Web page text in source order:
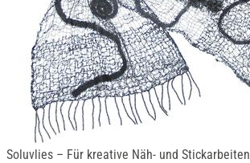
Soluvlies – Für kreative Näh- und Stickarbeiten